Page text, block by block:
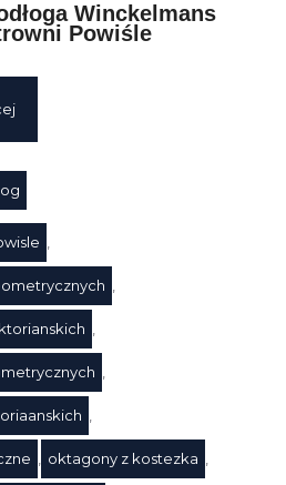
Winckelmans
Powiśle
oktagony z kostezka